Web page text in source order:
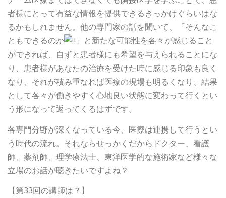
者様にとって有益な情報を提供できるきっかけぐらいはな
るかもしれません。他の専門家の話を聞いて、「そんなこ
ともできるのか
」と新たな可能性を各々が感じること
ができれば、自ずと患者様にも希望を与えられることにな
り、患者様があなたの治療を受けた時に感じる印象も良く
なり、それが積み重なれば医療の現場も明るくなり、結果
として各々が働きやすく心地良い状態に変わって行くとい
う形になって返ってくるはずです。
各専門分野が深くなっている今、医療は連携して行うとい
う時代の流れ。それならせっかくだからドクター、看護
師、薬剤師、理学療法士、東洋医学的な施術家など様々な
立場のお話が聴きたいですよね？
【第33回の講師は？】